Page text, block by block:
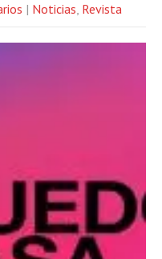
| Noticias, Revista